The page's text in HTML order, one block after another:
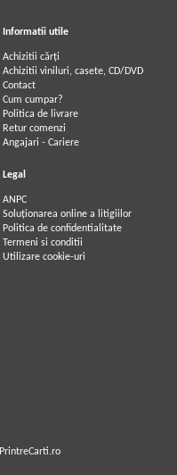
Informatii utile
Achizitii cărți
Achizitii viniluri, casete, CD/DVD
Contact
Cum cumpar?
Politica de livrare
Retur comenzi
Angajari - Cariere
Legal
ANPC
Soluționarea online a litigiilor
Politica de confidentialitate
Termeni si conditii
Utilizare cookie-uri
PrintreCarti.ro